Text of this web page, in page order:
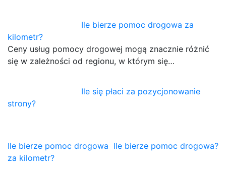
Ile bierze pomoc drogowa za
kilometr?
Ceny usług pomocy drogowej mogą znacznie różnić
się w zależności od regionu, w którym się…
Ile się płaci za pozycjonowanie
strony?
Nawigacja
wpisu
Ile bierze pomoc drogowa
za kilometr?
Ile bierze pomoc drogowa?